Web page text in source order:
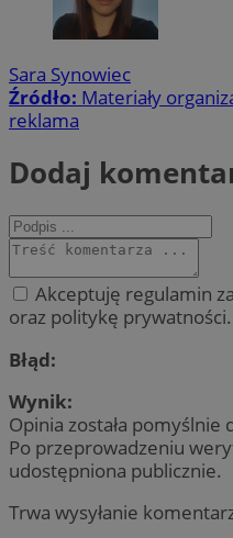
Sara Synowiec
Źródło: Materiały
reklama
Dodaj
Akceptuję regulamin
oraz politykę prywatności.
Błąd:
Wynik:
Opinia została pomyślnie
Po przeprowadzeniu
udostępniona publicznie.
Trwa wysyłanie